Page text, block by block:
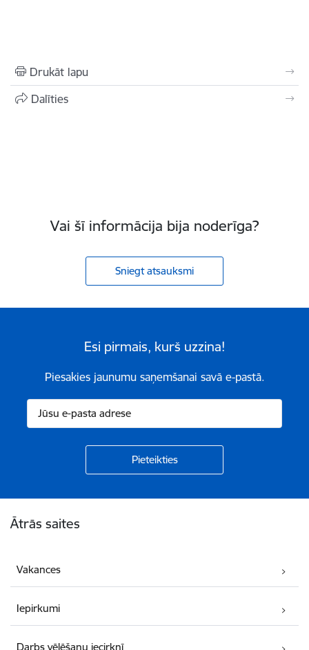
Drukāt lapu
Dalīties
Vai šī informācija bija noderīga?
Sniegt atsauksmi
Esi pirmais, kurš uzzina!
Piesakies jaunumu saņemšanai savā e-pastā.
Ātrās saites
Vakances
Iepirkumi
Darbs vēlēšanu iecirknī